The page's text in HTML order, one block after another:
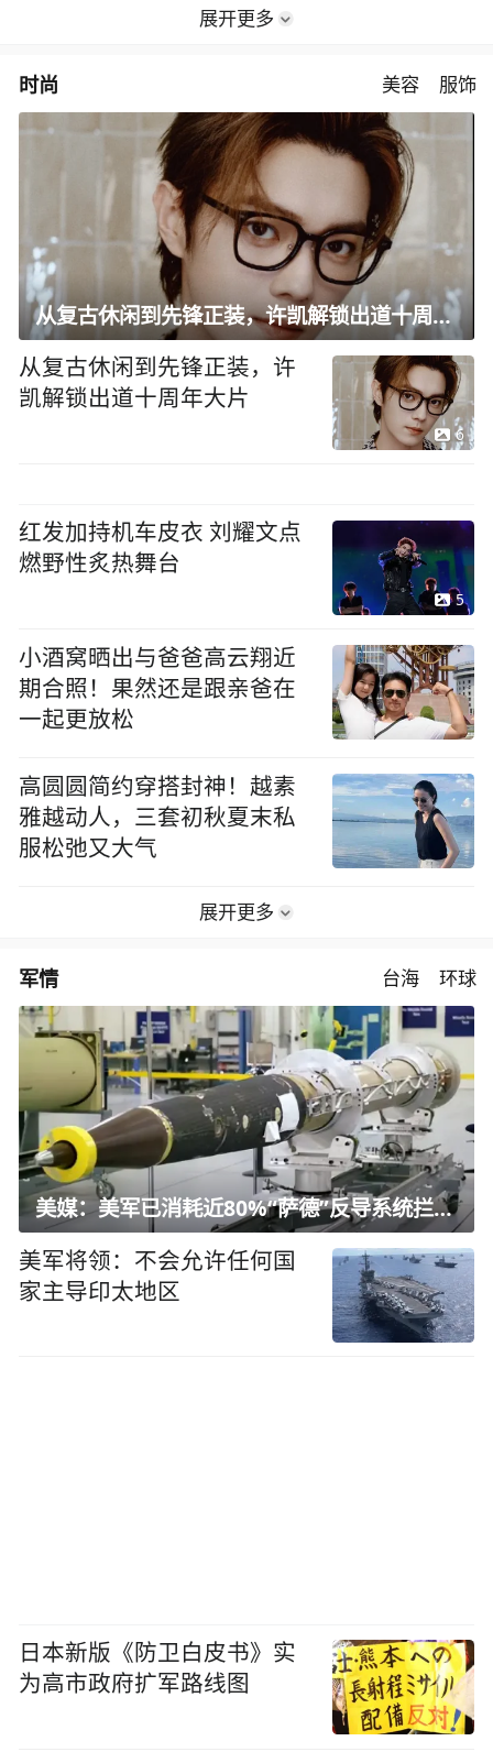
展开更多
时尚 美容 服饰
从复古休闲到先锋正装，许凯解锁出道十周年大片
从复古休闲到先锋正装，许
凯解锁出道十周年大片
6
红发加持机车皮衣 刘耀文点
燃野性炙热舞台
5
小酒窝晒出与爸爸高云翔近
期合照！果然还是跟亲爸在
一起更放松
高圆圆简约穿搭封神！越素
雅越动人，三套初秋夏末私
服松弛又大气
展开更多
军情 台海 环球
美媒：美军已消耗近80%“萨德”反导系统拦截弹
美军将领：不会允许任何国
家主导印太地区
日本新版《防卫白皮书》实
为高市政府扩军路线图